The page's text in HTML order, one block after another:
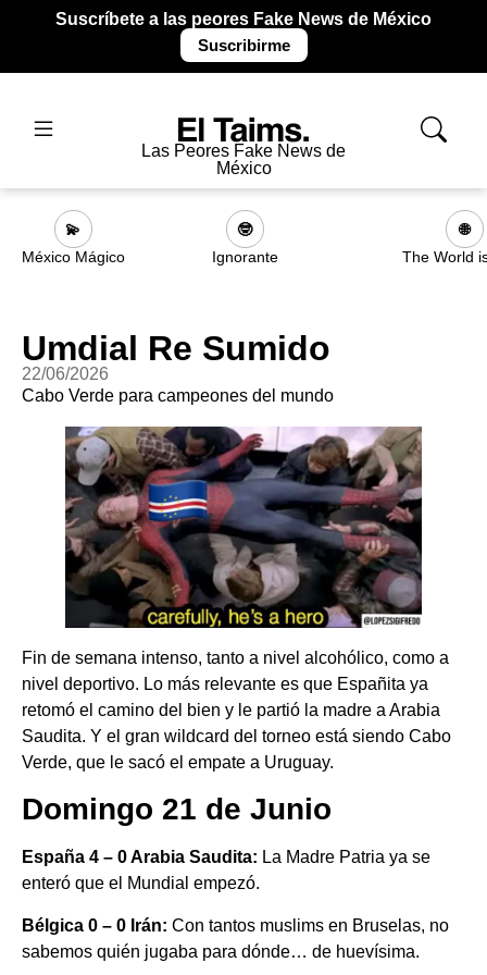
Suscríbete a las peores Fake News de México
Suscribirme
Las Peores Fake News de
México
💫
México Mágico
🤓
Ignorante
🌐
The World
Umdial Re Sumido
22/06/2026
Cabo Verde para campeones del mundo
Fin de semana intenso, tanto a nivel alcohólico, como a
nivel deportivo. Lo más relevante es que Españita ya
retomó el camino del bien y le partió la madre a Arabia
Saudita. Y el gran wildcard del torneo está siendo Cabo
Verde, que le sacó el empate a Uruguay.
Domingo 21 de Junio
España 4 – 0 Arabia Saudita: La Madre Patria ya se
enteró que el Mundial empezó.
Bélgica 0 – 0 Irán: Con tantos muslims en Bruselas, no
sabemos quién jugaba para dónde… de huevísima.